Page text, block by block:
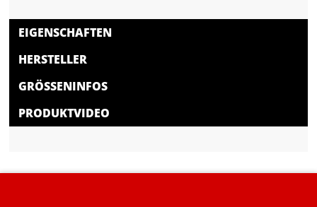
EIGENSCHAFTEN
HERSTELLER
GRÖSSENINFOS
PRODUKTVIDEO